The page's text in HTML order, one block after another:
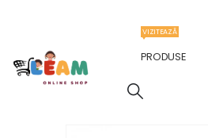
PRODUSE
VIZITEAZĂ